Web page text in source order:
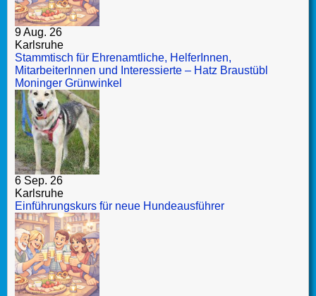
9 Aug. 26
Karlsruhe
Stammtisch für Ehrenamtliche, HelferInnen,
MitarbeiterInnen und Interessierte – Hatz Braustübl
Moninger Grünwinkel
6 Sep. 26
Karlsruhe
Einführungskurs für neue Hundeausführer